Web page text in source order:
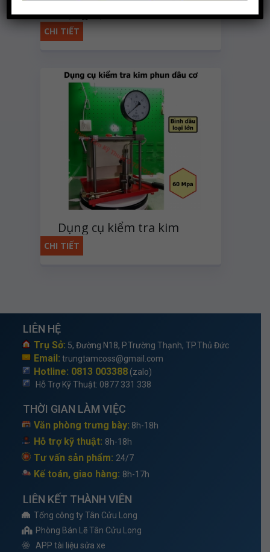
Dụng cụ kiểm tra kim
phun dầu cơ
CHI TIẾT
Dụng cụ kiểm tra kim
phun dầu cơ
CHI TIẾT
LIÊN HỆ
Trụ Sở: 5, Đường N18, P.Trường Thạnh, TP.Thủ Đức
Email: trungtamcoss@gmail.com
Hotline: 0813 003388(zalo)
Hỗ Trợ Kỹ Thuật: 0877 331 338
THỜI GIAN LÀM VIỆC
Văn phòng trưng bày: 8h-18h
Hỗ trợ kỹ thuật: 8h-18h
Tư vấn sản phẩm: 24/7
Kế toán, giao hàng: 8h-17h
LIÊN KẾT THÀNH VIÊN
Tổng công ty Tân Cửu Long
Phòng Bán Lẽ Tân Cửu Long
APP tài liệu sửa xe